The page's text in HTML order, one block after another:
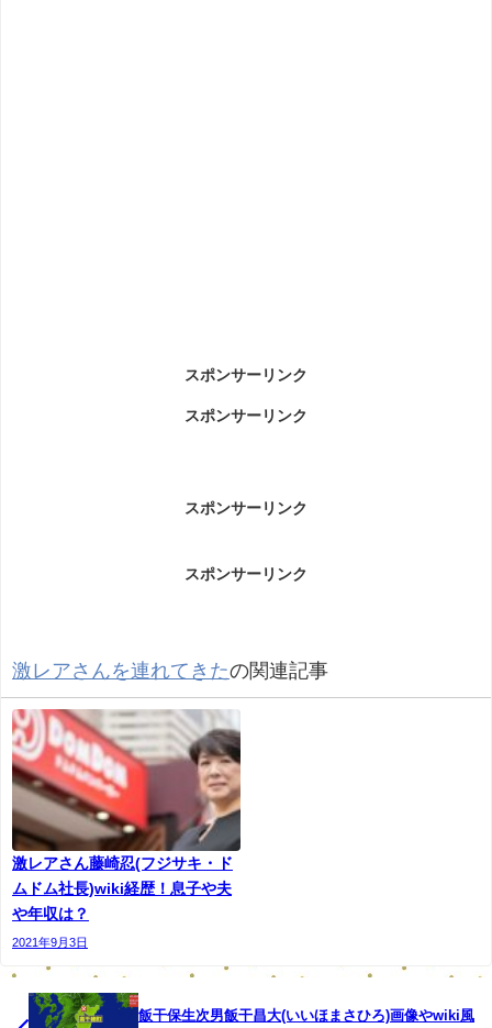
スポンサーリンク
スポンサーリンク
スポンサーリンク
スポンサーリンク
激レアさんを連れてきたの関連記事
激レアさん藤崎忍(フジサキ・ド
ムドム社長)wiki経歴！息子や夫
や年収は？
2021年9月3日
飯干保生次男飯干昌大(いいほまさひろ)画像やwiki風